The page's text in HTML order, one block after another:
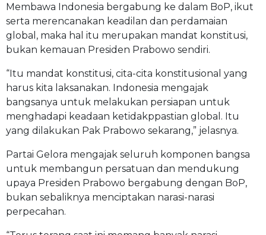
Membawa Indonesia bergabung ke dalam BoP, ikut
serta merencanakan keadilan dan perdamaian
global, maka hal itu merupakan mandat konstitusi,
bukan kemauan Presiden Prabowo sendiri.
“Itu mandat konstitusi, cita-cita konstitusional yang
harus kita laksanakan. Indonesia mengajak
bangsanya untuk melakukan persiapan untuk
menghadapi keadaan ketidakppastian global. Itu
yang dilakukan Pak Prabowo sekarang,” jelasnya.
Partai Gelora mengajak seluruh komponen bangsa
untuk membangun persatuan dan mendukung
upaya Presiden Prabowo bergabung dengan BoP,
bukan sebaliknya menciptakan narasi-narasi
perpecahan.